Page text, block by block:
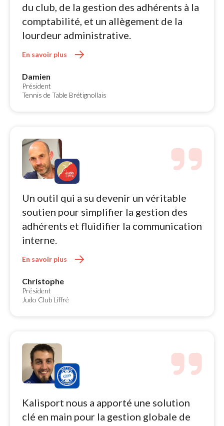
du club, de la gestion des adhérents à la
comptabilité, et un allègement de la
lourdeur administrative.
En savoir plus
Damien
Président
Tennis de Table Brétignollais
Un outil qui a su devenir un véritable
soutien pour simplifier la gestion des
adhérents et fluidifier la communication
interne.
En savoir plus
Christophe
Président
Judo Club Liffré
Kalisport nous a apporté une solution
clé en main pour la gestion globale de